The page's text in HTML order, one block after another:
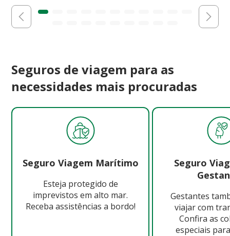
Seguros de viagem para as
necessidades mais procuradas
Seguro Viagem Marítimo
Esteja protegido de
imprevistos em alto mar.
Receba assistências a bordo!
Seguro
Gestantes
viajar com
Confira as
especiais